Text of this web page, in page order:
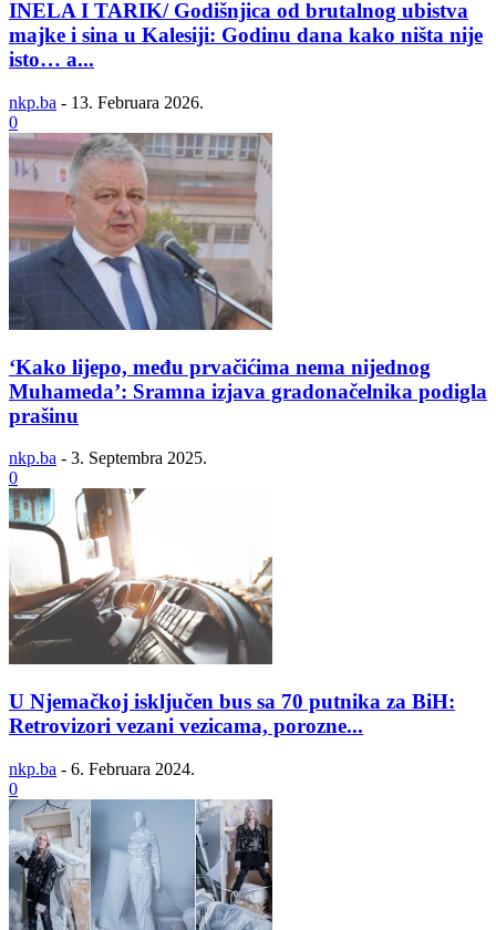
INELA I TARIK/ Godišnjica od brutalnog ubistva
majke i sina u Kalesiji: Godinu dana kako ništa nije
isto… a...
nkp.ba - 13. Februara 2026.
0
‘Kako lijepo, među prvačićima nema nijednog
Muhameda’: Sramna izjava gradonačelnika podigla
prašinu
nkp.ba - 3. Septembra 2025.
0
U Njemačkoj isključen bus sa 70 putnika za BiH:
Retrovizori vezani vezicama, porozne...
nkp.ba - 6. Februara 2024.
0